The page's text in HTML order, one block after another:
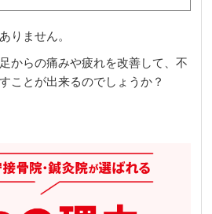
りません。
からの痛みや疲れを改善して、不
ことが出来るのでしょうか？